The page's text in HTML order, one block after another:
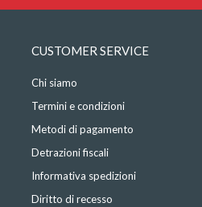
CUSTOMER SERVICE
Chi siamo
Termini e condizioni
Metodi di pagamento
Detrazioni fiscali
Informativa spedizioni
Diritto di recesso